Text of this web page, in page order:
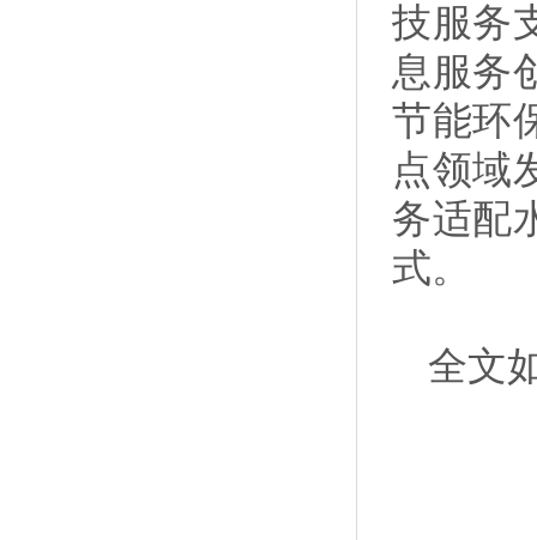
技服务
息服务
节能环
点领域
务适配
式。
全文